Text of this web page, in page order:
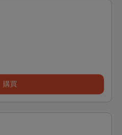
購買